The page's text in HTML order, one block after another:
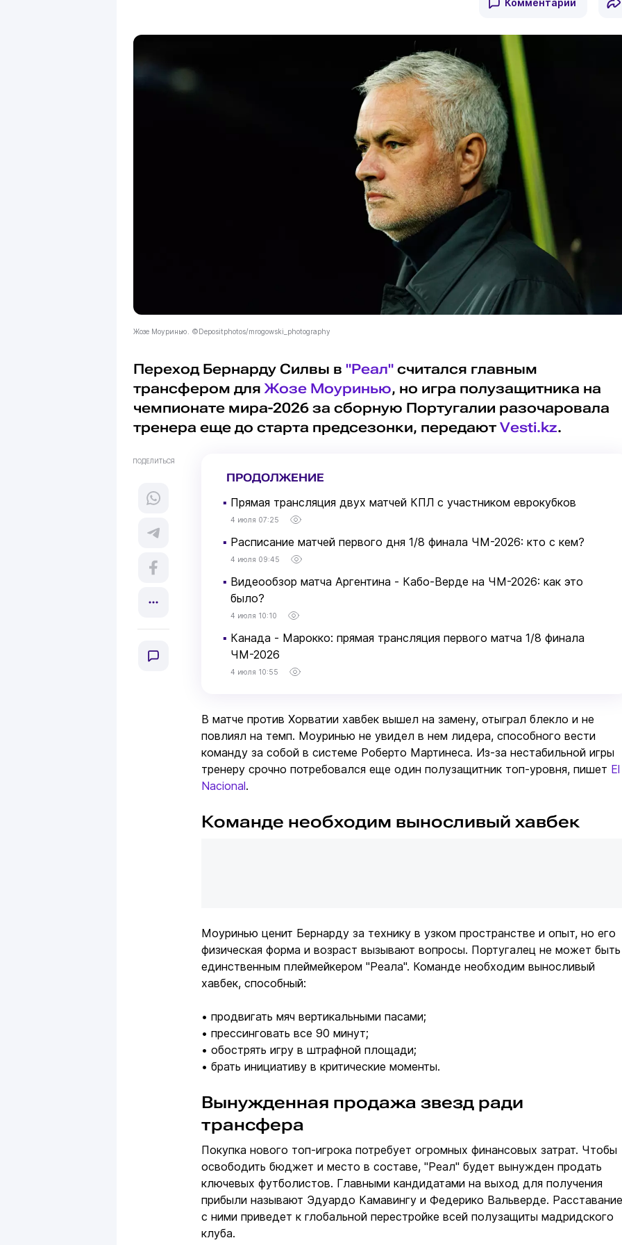
Комментарии
Жозе Моуринью. ©Depositphotos/mrogowski_photography
Переход Бернарду Силвы в "Реал" считался главным
трансфером дляЖозе Моуринью, но игра полузащитника на
чемпионате мира-2026 за сборную Португалии разочаровала
тренера еще до старта предсезонки, передают Vesti.kz.
ПОДЕЛИТЬСЯ
ПРОДОЛЖЕНИЕ
▪ Прямая трансляция двух матчей КПЛ с участником еврокубков
4 июля 07:25
▪ Расписание матчей первого дня 1/8 финала ЧМ-2026: кто с кем?
4 июля 09:45
▪ Видеообзор матча Аргентина - Кабо-Верде на ЧМ-2026: как это
было?
4 июля 10:10
▪ Канада - Марокко: прямая трансляция первого матча 1/8 финала
ЧМ-2026
4 июля 10:55
В матче против Хорватии хавбек вышел на замену, отыграл блекло и не
повлиял на темп. Моуринью не увидел в нем лидера, способного вести
команду за собой в системе Роберто Мартинеса. Из-за нестабильной игры
тренеру срочно потребовался еще один полузащитник топ-уровня, пишет El
Nacional.
Команде необходим выносливый хавбек
Моуринью ценит Бернарду за технику в узком пространстве и опыт, но его
физическая форма и возраст вызывают вопросы. Португалец не может быть
единственным плеймейкером "Реала". Команде необходим выносливый
хавбек, способный:
• продвигать мяч вертикальными пасами;
• прессинговать все 90 минут;
• обострять игру в штрафной площади;
• брать инициативу в критические моменты.
Вынужденная продажа звезд ради
трансфера
Покупка нового топ-игрока потребует огромных финансовых затрат. Чтобы
освободить бюджет и место в составе, "Реал" будет вынужден продать
ключевых футболистов. Главными кандидатами на выход для получения
прибыли называют Эдуардо Камавингу и Федерико Вальверде. Расставание
с ними приведет к глобальной перестройке всей полузащиты мадридского
клуба.